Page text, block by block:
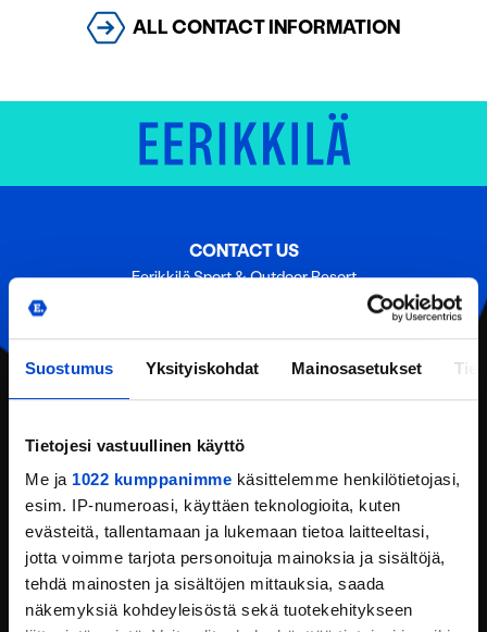
Suostumus Yksityiskohdat Mainosasetukset
Tietojesi vastuullinen käyttö
Me ja 1022 kumppanimme käsittelemme henkilötietojasi,
esim. IP-numeroasi, käyttäen teknologioita, kuten
evästeitä, tallentamaan ja lukemaan tietoa laitteeltasi,
jotta voimme tarjota personoituja mainoksia ja sisältöjä,
tehdä mainosten ja sisältöjen mittauksia, saada
näkemyksiä kohdeyleisöstä sekä tuotekehitykseen
ALL CONTACT INFORMATION
CONTACT US
Eerikkilä Sport & Outdoor Resort
Email:reception@eerikkila.fi
LOCATION
REQUEST AN OFFER
FEEDBACK